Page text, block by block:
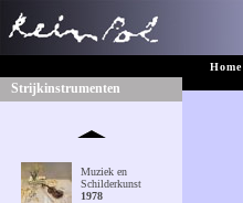
Strijkinstrumenten
Muziek en
Schilderkunst
1978
Home